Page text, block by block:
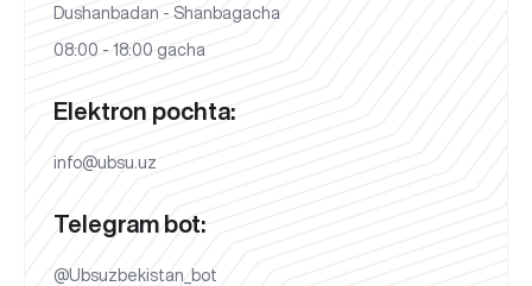
Dushanbadan - Shanbagacha
08:00 - 18:00 gacha
Elektron pochta:
info@ubsu.uz
Telegram bot:
@Ubsuzbekistan_bot